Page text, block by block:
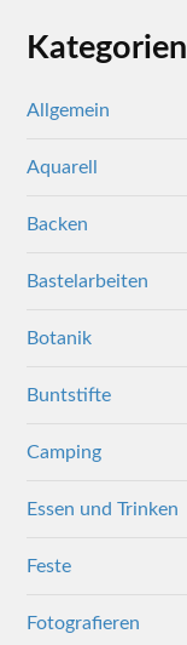
Kategorien
Allgemein
Aquarell
Backen
Bastelarbeiten
Botanik
Buntstifte
Camping
Essen und Trinken
Feste
Fotografieren